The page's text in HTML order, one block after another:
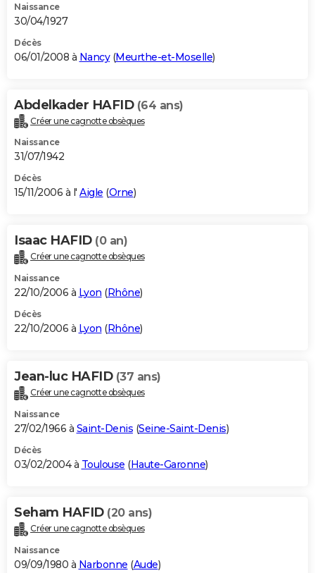
Naissance
30/04/1927
Décès
06/01/2008 à Nancy(Meurthe-et-Moselle)
Abdelkader HAFID (64 ans)
Créer une cagnotte obsèques
Naissance
31/07/1942
Décès
15/11/2006 à l' Aigle (Orne)
Isaac HAFID (0 an)
Créer une cagnotte obsèques
Naissance
22/10/2006 à Lyon (Rhône)
Décès
22/10/2006 à Lyon (Rhône)
Jean-luc HAFID (37 ans)
Créer une cagnotte obsèques
Naissance
27/02/1966 à Saint-Denis (Seine-Saint-Denis)
Décès
03/02/2004 à Toulouse (Haute-Garonne)
Seham HAFID (20 ans)
Créer une cagnotte obsèques
Naissance
09/09/1980 à Narbonne (Aude)